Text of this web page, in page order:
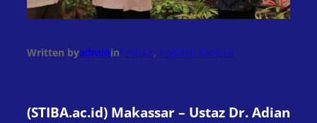
Written byadmininFeature, Kegiatan Kampus
(STIBA.ac.id) Makassar – Ustaz Dr. Adian